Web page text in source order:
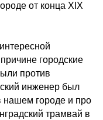
от конца XIX
городские
против
инженер был
нашем городе и про
трамвай в